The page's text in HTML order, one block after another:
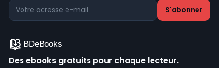
Des ebooks gratuits pour chaque lecteur.